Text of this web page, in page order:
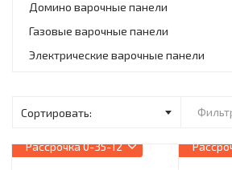
Встраиваемая техника
Инструменты и техника
Товары для дома
Крупнобытовая техника
Домино варочные панели
Газовые варочные панели
Электрические варочные панели
Рассрочка0-35-12